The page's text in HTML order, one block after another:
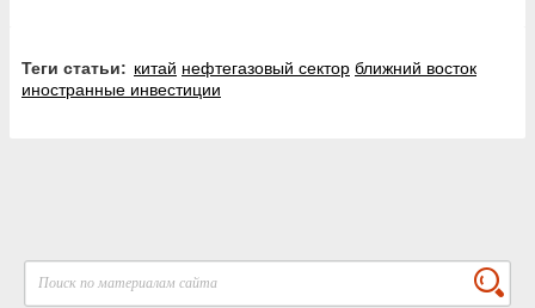
Теги статьи: китай нефтегазовый сектор ближний восток
иностранные инвестиции